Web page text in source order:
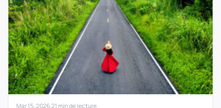
Mar 15, 2026·21 min de lecture